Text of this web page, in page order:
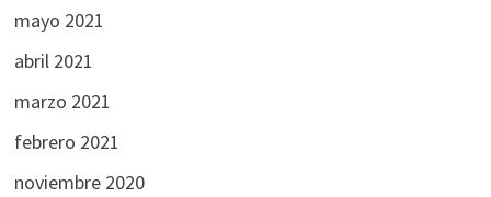
mayo 2021
abril 2021
marzo 2021
febrero 2021
noviembre 2020